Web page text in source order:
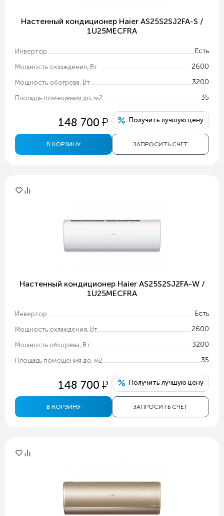
Настенный кондиционер Haier AS25S2SJ2FA-S /
1U25MECFRA
Инвертор Есть
Мощность охлаждения, Вт. 2600
Мощность обогрева, Вт 3200
Площадь помещения до, м2 35
148 700 у Получить лучшую цену
ЗАПРОСИТЬ СЧЕТ
В КОРЗИНУ
Настенный кондиционер Haier AS25S2SJ2FA-W /
1U25MECFRA
Инвертор Есть
Мощность охлаждения, Вт. 2600
Мощность обогрева, Вт 3200
Площадь помещения до, м2 35
148 700 у Получить лучшую цену
ЗАПРОСИТЬ СЧЕТ
В КОРЗИНУ